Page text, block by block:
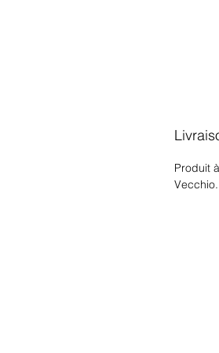
Produit